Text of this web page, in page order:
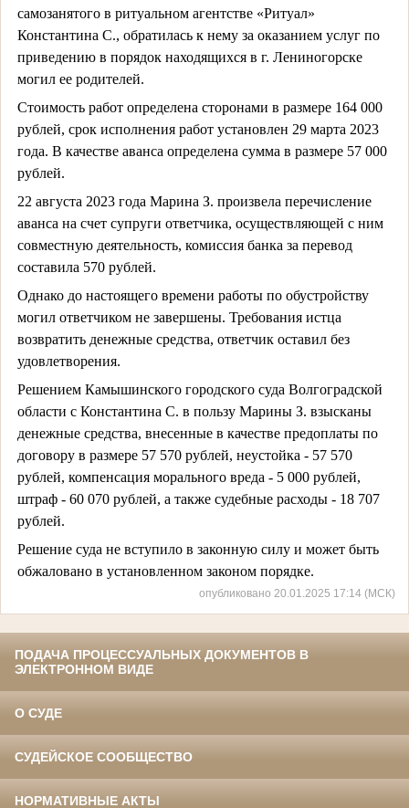
самозанятого в ритуальном агентстве «Ритуал»
Константина С., обратилась к нему за оказанием услуг по
приведению в порядок находящихся в г. Лениногорске
могил ее родителей.
Стоимость работ определена сторонами в размере 164 000
рублей, срок исполнения работ установлен 29 марта 2023
года. В качестве аванса определена сумма в размере 57 000
рублей.
22 августа 2023 года Марина З. произвела перечисление
аванса на счет супруги ответчика, осуществляющей с ним
совместную деятельность, комиссия банка за перевод
составила 570 рублей.
Однако до настоящего времени работы по обустройству
могил ответчиком не завершены. Требования истца
возвратить денежные средства, ответчик оставил без
удовлетворения.
Решением Камышинского городского суда Волгоградской
области с Константина С. в пользу Марины З. взысканы
денежные средства, внесенные в качестве предоплаты по
договору в размере 57 570 рублей, неустойка - 57 570
рублей, компенсация морального вреда - 5 000 рублей,
штраф - 60 070 рублей, а также судебные расходы - 18 707
рублей.
Решение суда не вступило в законную силу и может быть
обжаловано в установленном законом порядке.
опубликовано 20.01.2025 17:14 (МСК)
ПОДАЧА ПРОЦЕССУАЛЬНЫХ ДОКУМЕНТОВ В
ЭЛЕКТРОННОМ ВИДЕ
О СУДЕ
СУДЕЙСКОЕ СООБЩЕСТВО
НОРМАТИВНЫЕ АКТЫ